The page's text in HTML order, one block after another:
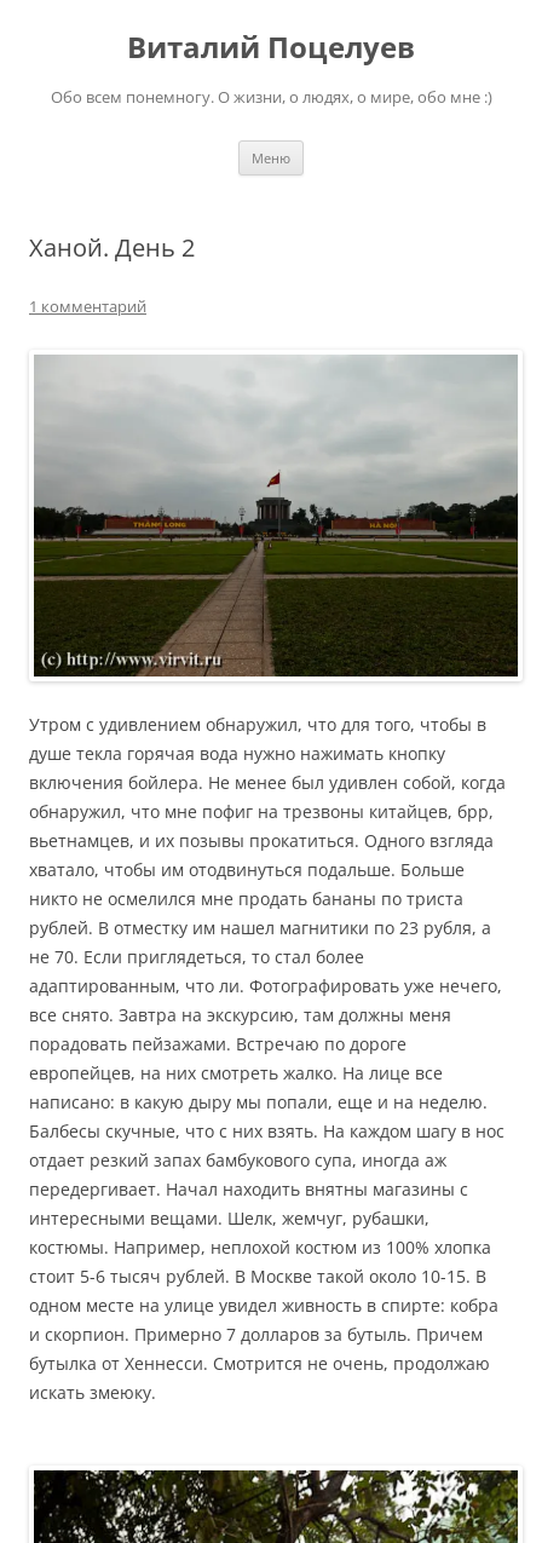
содержимомуВиталий Поцелуев
Обо всем понемногу. О жизни, о людях, о мире, обо мне :)
Меню
Ханой. День 2
1 комментарий
Утром с удивлением обнаружил, что для того, чтобы в
душе текла горячая вода нужно нажимать кнопку
включения бойлера. Не менее был удивлен собой, когда
обнаружил, что мне пофиг на трезвоны китайцев, брр,
вьетнамцев, и их позывы прокатиться. Одного взгляда
хватало, чтобы им отодвинуться подальше. Больше
никто не осмелился мне продать бананы по триста
рублей. В отместку им нашел магнитики по 23 рубля, а
не 70. Если приглядеться, то стал более
адаптированным, что ли. Фотографировать уже нечего,
все снято. Завтра на экскурсию, там должны меня
порадовать пейзажами. Встречаю по дороге
европейцев, на них смотреть жалко. На лице все
написано: в какую дыру мы попали, еще и на неделю.
Балбесы скучные, что с них взять. На каждом шагу в нос
отдает резкий запах бамбукового супа, иногда аж
передергивает. Начал находить внятны магазины с
интересными вещами. Шелк, жемчуг, рубашки,
костюмы. Например, неплохой костюм из 100% хлопка
стоит 5-6 тысяч рублей. В Москве такой около 10-15. В
одном месте на улице увидел живность в спирте: кобра
и скорпион. Примерно 7 долларов за бутыль. Причем
бутылка от Хеннесси. Смотрится не очень, продолжаю
искать змеюку.